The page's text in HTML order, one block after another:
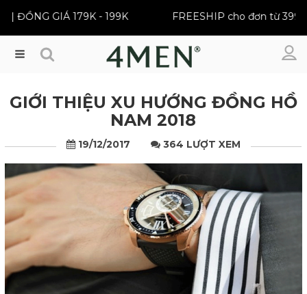
GIÁ 179K - 199K FREESHIP cho đơn từ 399K
Menu
GIỚI THIỆU XU HƯỚNG ĐỒNG HỒ
NAM 2018
19/12/2017 364 LƯỢT XEM